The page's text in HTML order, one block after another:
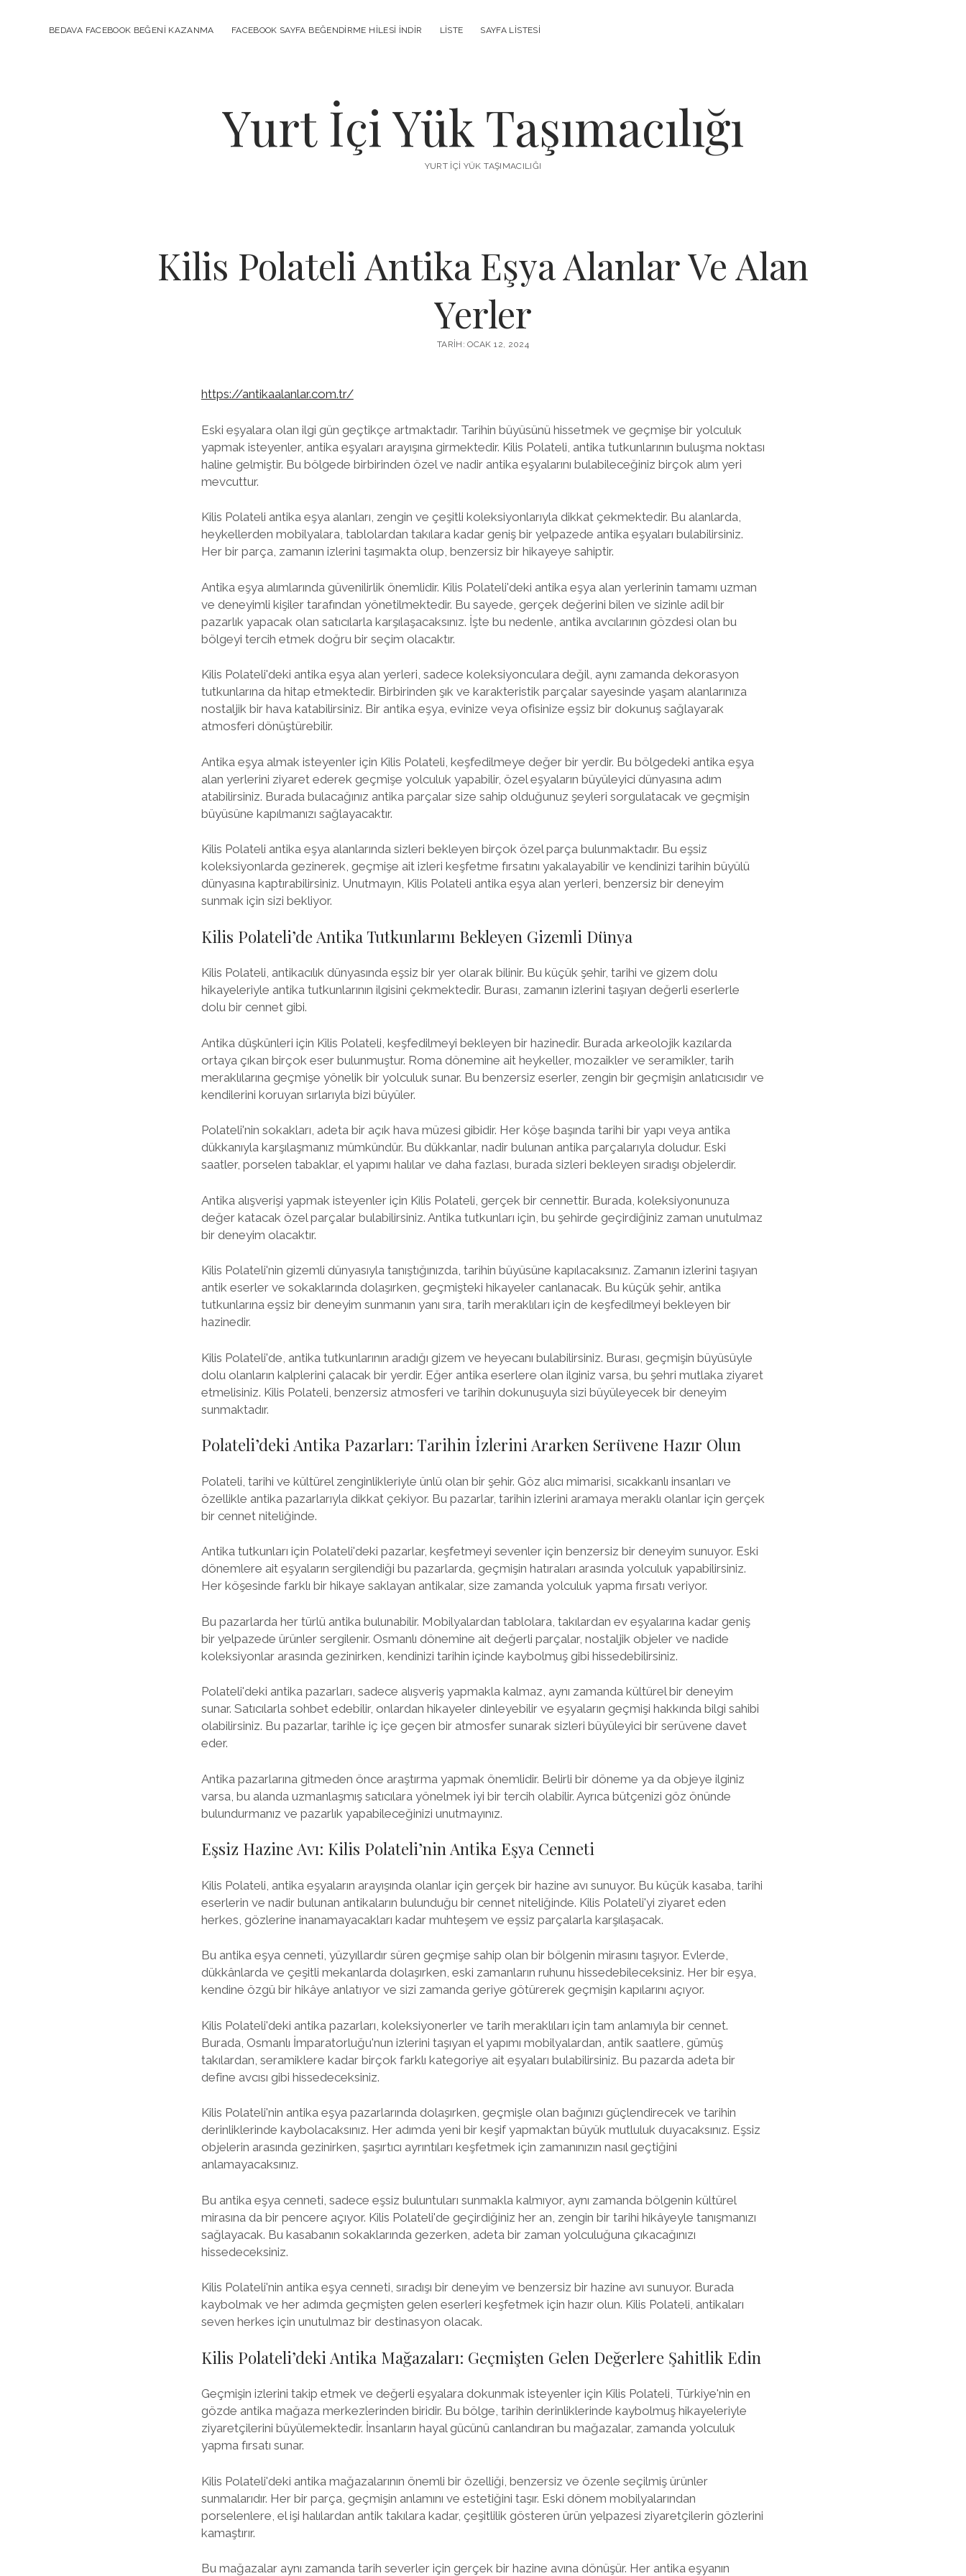
BEDAVA FACEBOOK BEĞENI KAZANMA FACEBOOK SAYFA BEĞENDIRME HILESI İNDIR LISTE SAYFA LISTESI
Yurt İçi Yük Taşımacılığı
YURT İÇI YÜK TAŞIMACILIĞI
Kilis Polateli Antika Eşya Alanlar Ve Alan
Yerler
TARIH: OCAK 12, 2024
https://antikaalanlar.com.tr/
Eski eşyalara olan ilgi gün geçtikçe artmaktadır. Tarihin büyüsünü hissetmek ve geçmişe bir yolculuk
yapmak isteyenler, antika eşyaları arayışına girmektedir. Kilis Polateli, antika tutkunlarının buluşma noktası
haline gelmiştir. Bu bölgede birbirinden özel ve nadir antika eşyalarını bulabileceğiniz birçok alım yeri
mevcuttur.
Kilis Polateli antika eşya alanları, zengin ve çeşitli koleksiyonlarıyla dikkat çekmektedir. Bu alanlarda,
heykellerden mobilyalara, tablolardan takılara kadar geniş bir yelpazede antika eşyaları bulabilirsiniz.
Her bir parça, zamanın izlerini taşımakta olup, benzersiz bir hikayeye sahiptir.
Antika eşya alımlarında güvenilirlik önemlidir. Kilis Polateli'deki antika eşya alan yerlerinin tamamı uzman
ve deneyimli kişiler tarafından yönetilmektedir. Bu sayede, gerçek değerini bilen ve sizinle adil bir
pazarlık yapacak olan satıcılarla karşılaşacaksınız. İşte bu nedenle, antika avcılarının gözdesi olan bu
bölgeyi tercih etmek doğru bir seçim olacaktır.
Kilis Polateli'deki antika eşya alan yerleri, sadece koleksiyonculara değil, aynı zamanda dekorasyon
tutkunlarına da hitap etmektedir. Birbirinden şık ve karakteristik parçalar sayesinde yaşam alanlarınıza
nostaljik bir hava katabilirsiniz. Bir antika eşya, evinize veya ofisinize eşsiz bir dokunuş sağlayarak
atmosferi dönüştürebilir.
Antika eşya almak isteyenler için Kilis Polateli, keşfedilmeye değer bir yerdir. Bu bölgedeki antika eşya
alan yerlerini ziyaret ederek geçmişe yolculuk yapabilir, özel eşyaların büyüleyici dünyasına adım
atabilirsiniz. Burada bulacağınız antika parçalar size sahip olduğunuz şeyleri sorgulatacak ve geçmişin
büyüsüne kapılmanızı sağlayacaktır.
Kilis Polateli antika eşya alanlarında sizleri bekleyen birçok özel parça bulunmaktadır. Bu eşsiz
koleksiyonlarda gezinerek, geçmişe ait izleri keşfetme fırsatını yakalayabilir ve kendinizi tarihin büyülü
dünyasına kaptırabilirsiniz. Unutmayın, Kilis Polateli antika eşya alan yerleri, benzersiz bir deneyim
sunmak için sizi bekliyor.
Kilis Polateli’de Antika Tutkunlarını Bekleyen Gizemli Dünya
Kilis Polateli, antikacılık dünyasında eşsiz bir yer olarak bilinir. Bu küçük şehir, tarihi ve gizem dolu
hikayeleriyle antika tutkunlarının ilgisini çekmektedir. Burası, zamanın izlerini taşıyan değerli eserlerle
dolu bir cennet gibi.
Antika düşkünleri için Kilis Polateli, keşfedilmeyi bekleyen bir hazinedir. Burada arkeolojik kazılarda
ortaya çıkan birçok eser bulunmuştur. Roma dönemine ait heykeller, mozaikler ve seramikler, tarih
meraklılarına geçmişe yönelik bir yolculuk sunar. Bu benzersiz eserler, zengin bir geçmişin anlatıcısıdır ve
kendilerini koruyan sırlarıyla bizi büyüler.
Polateli'nin sokakları, adeta bir açık hava müzesi gibidir. Her köşe başında tarihi bir yapı veya antika
dükkanıyla karşılaşmanız mümkündür. Bu dükkanlar, nadir bulunan antika parçalarıyla doludur. Eski
saatler, porselen tabaklar, el yapımı halılar ve daha fazlası, burada sizleri bekleyen sıradışı objelerdir.
Antika alışverişi yapmak isteyenler için Kilis Polateli, gerçek bir cennettir. Burada, koleksiyonunuza
değer katacak özel parçalar bulabilirsiniz. Antika tutkunları için, bu şehirde geçirdiğiniz zaman unutulmaz
bir deneyim olacaktır.
Kilis Polateli'nin gizemli dünyasıyla tanıştığınızda, tarihin büyüsüne kapılacaksınız. Zamanın izlerini taşıyan
antik eserler ve sokaklarında dolaşırken, geçmişteki hikayeler canlanacak. Bu küçük şehir, antika
tutkunlarına eşsiz bir deneyim sunmanın yanı sıra, tarih meraklıları için de keşfedilmeyi bekleyen bir
hazinedir.
Kilis Polateli'de, antika tutkunlarının aradığı gizem ve heyecanı bulabilirsiniz. Burası, geçmişin büyüsüyle
dolu olanların kalplerini çalacak bir yerdir. Eğer antika eserlere olan ilginiz varsa, bu şehri mutlaka ziyaret
etmelisiniz. Kilis Polateli, benzersiz atmosferi ve tarihin dokunuşuyla sizi büyüleyecek bir deneyim
sunmaktadır.
Polateli’deki Antika Pazarları: Tarihin İzlerini Ararken Serüvene Hazır Olun
Polateli, tarihi ve kültürel zenginlikleriyle ünlü olan bir şehir. Göz alıcı mimarisi, sıcakkanlı insanları ve
özellikle antika pazarlarıyla dikkat çekiyor. Bu pazarlar, tarihin izlerini aramaya meraklı olanlar için gerçek
bir cennet niteliğinde.
Antika tutkunları için Polateli'deki pazarlar, keşfetmeyi sevenler için benzersiz bir deneyim sunuyor. Eski
dönemlere ait eşyaların sergilendiği bu pazarlarda, geçmişin hatıraları arasında yolculuk yapabilirsiniz.
Her köşesinde farklı bir hikaye saklayan antikalar, size zamanda yolculuk yapma fırsatı veriyor.
Bu pazarlarda her türlü antika bulunabilir. Mobilyalardan tablolara, takılardan ev eşyalarına kadar geniş
bir yelpazede ürünler sergilenir. Osmanlı dönemine ait değerli parçalar, nostaljik objeler ve nadide
koleksiyonlar arasında gezinirken, kendinizi tarihin içinde kaybolmuş gibi hissedebilirsiniz.
Polateli'deki antika pazarları, sadece alışveriş yapmakla kalmaz, aynı zamanda kültürel bir deneyim
sunar. Satıcılarla sohbet edebilir, onlardan hikayeler dinleyebilir ve eşyaların geçmişi hakkında bilgi sahibi
olabilirsiniz. Bu pazarlar, tarihle iç içe geçen bir atmosfer sunarak sizleri büyüleyici bir serüvene davet
eder.
Antika pazarlarına gitmeden önce araştırma yapmak önemlidir. Belirli bir döneme ya da objeye ilginiz
varsa, bu alanda uzmanlaşmış satıcılara yönelmek iyi bir tercih olabilir. Ayrıca bütçenizi göz önünde
bulundurmanız ve pazarlık yapabileceğinizi unutmayınız.
Eşsiz Hazine Avı: Kilis Polateli’nin Antika Eşya Cenneti
Kilis Polateli, antika eşyaların arayışında olanlar için gerçek bir hazine avı sunuyor. Bu küçük kasaba, tarihi
eserlerin ve nadir bulunan antikaların bulunduğu bir cennet niteliğinde. Kilis Polateli'yi ziyaret eden
herkes, gözlerine inanamayacakları kadar muhteşem ve eşsiz parçalarla karşılaşacak.
Bu antika eşya cenneti, yüzyıllardır süren geçmişe sahip olan bir bölgenin mirasını taşıyor. Evlerde,
dükkânlarda ve çeşitli mekanlarda dolaşırken, eski zamanların ruhunu hissedebileceksiniz. Her bir eşya,
kendine özgü bir hikâye anlatıyor ve sizi zamanda geriye götürerek geçmişin kapılarını açıyor.
Kilis Polateli'deki antika pazarları, koleksiyonerler ve tarih meraklıları için tam anlamıyla bir cennet.
Burada, Osmanlı İmparatorluğu'nun izlerini taşıyan el yapımı mobilyalardan, antik saatlere, gümüş
takılardan, seramiklere kadar birçok farklı kategoriye ait eşyaları bulabilirsiniz. Bu pazarda adeta bir
define avcısı gibi hissedeceksiniz.
Kilis Polateli'nin antika eşya pazarlarında dolaşırken, geçmişle olan bağınızı güçlendirecek ve tarihin
derinliklerinde kaybolacaksınız. Her adımda yeni bir keşif yapmaktan büyük mutluluk duyacaksınız. Eşsiz
objelerin arasında gezinirken, şaşırtıcı ayrıntıları keşfetmek için zamanınızın nasıl geçtiğini
anlamayacaksınız.
Bu antika eşya cenneti, sadece eşsiz buluntuları sunmakla kalmıyor, aynı zamanda bölgenin kültürel
mirasına da bir pencere açıyor. Kilis Polateli'de geçirdiğiniz her an, zengin bir tarihi hikâyeyle tanışmanızı
sağlayacak. Bu kasabanın sokaklarında gezerken, adeta bir zaman yolculuğuna çıkacağınızı
hissedeceksiniz.
Kilis Polateli'nin antika eşya cenneti, sıradışı bir deneyim ve benzersiz bir hazine avı sunuyor. Burada
kaybolmak ve her adımda geçmişten gelen eserleri keşfetmek için hazır olun. Kilis Polateli, antikaları
seven herkes için unutulmaz bir destinasyon olacak.
Kilis Polateli’deki Antika Mağazaları: Geçmişten Gelen Değerlere Şahitlik Edin
Geçmişin izlerini takip etmek ve değerli eşyalara dokunmak isteyenler için Kilis Polateli, Türkiye'nin en
gözde antika mağaza merkezlerinden biridir. Bu bölge, tarihin derinliklerinde kaybolmuş hikayeleriyle
ziyaretçilerini büyülemektedir. İnsanların hayal gücünü canlandıran bu mağazalar, zamanda yolculuk
yapma fırsatı sunar.
Kilis Polateli'deki antika mağazalarının önemli bir özelliği, benzersiz ve özenle seçilmiş ürünler
sunmalarıdır. Her bir parça, geçmişin anlamını ve estetiğini taşır. Eski dönem mobilyalarından
porselenlere, el işi halılardan antik takılara kadar, çeşitlilik gösteren ürün yelpazesi ziyaretçilerin gözlerini
kamaştırır.
Bu mağazalar aynı zamanda tarih severler için gerçek bir hazine avına dönüşür. Her antika eşyanın